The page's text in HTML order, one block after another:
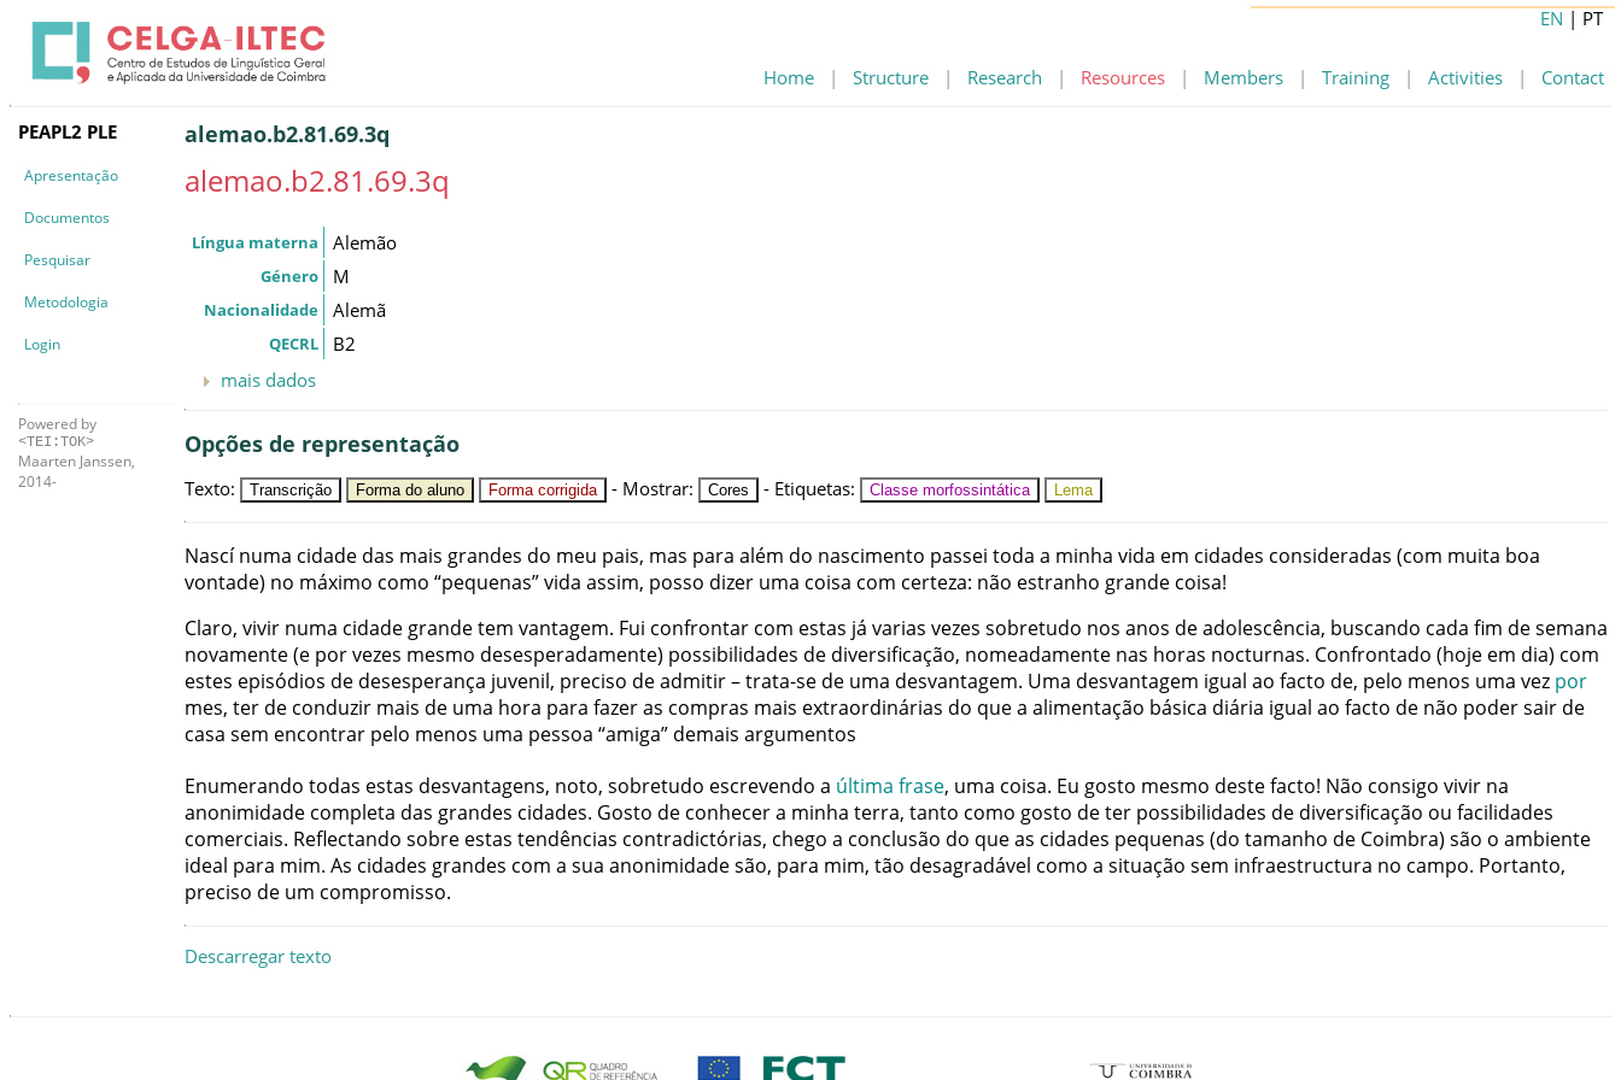
Home | Structure | Research | Resources | Members | Training | Activities | Contact
EN | PT
PEAPL2 PLE
Apresentação
Documentos
Pesquisar
Metodologia
Login
Powered by
<TEI:TOK>
Maarten Janssen,
2014-
alemao.b2.81.69.3q
alemao.b2.81.69.3q
Língua materna Alemão
Género M
Nacionalidade Alemã
QECRL
B2
mais dados
Opções de representação
Texto: Transcrição Forma do aluno Forma corrigida - Mostrar: Cores - Etiquetas: Classe morfossintática Lema
Nascí numa cidade das mais grandes do meu pais, mas para além do nascimento passei toda a minha vida em cidades consideradas (com muita boa
vontade) no máximo como “pequenas”vida assim, posso dizer uma coisa com certeza: não estranho grande coisa!
Claro, vivir numa cidade grandetem vantagem. Fui confrontar com estas já varias vezes sobretudo nos anos deadolescência, buscando cada fim de semana
novamente(e porvezes mesmo desesperadamente) possibilidades de diversificação, nomeadamente nas horas nocturnas. Confrontado (hoje em dia) com
estes episódios de desesperança juvenil, preciso deadmitir–trata-se de uma desvantagem. Uma desvantagem igual ao facto de, pelo menos uma vez por
mes, ter de conduzir mais de uma hora para fazeras compras mais extraordinárias do quea alimentação básica diária igual ao facto de não podersair de
casa sem encontrar pelo menos uma pessoa “amiga” demais argumentos
Enumerando todas estas desvantagens, noto, sobretudo escrevendo a última frase, uma coisa. Eu gosto mesmo destefacto! Não consigo vivir na
anonimidade completa das grandes cidades. Gosto de conhecera minha terra, tanto como gosto deter possibilidades de diversificação ou facilidades
comerciais. Reflectando sobre estas tendências contradictórias, chego a conclusão do queas cidades pequenas (do tamanho de Coimbra) são o ambiente
ideal para mim. As cidades grandes com a sua anonimidadesão, para mim, tão desagradável como a situação sem infraestructura no campo. Portanto,
preciso de um compromisso.
Descarregar texto